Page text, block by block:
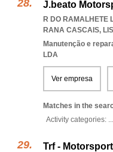
J.beato
R DO RAMALHETE
RANA CASCAIS,
Manutenção e
LDA
Ver empresa
Matches in the
Activity categories: ...
Trf -